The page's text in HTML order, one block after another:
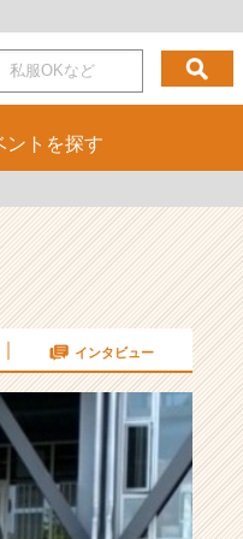
ント を探す
インタビュー